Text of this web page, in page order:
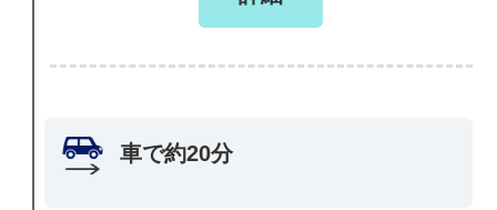
車で約20分